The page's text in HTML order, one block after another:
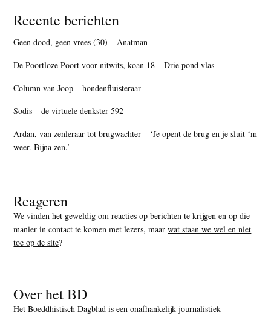
Recente berichten
Geen dood, geen vrees (30) – Anatman
De Poortloze Poort voor nitwits, koan 18 – Drie pond vlas
Column van Joop – hondenfluisteraar
Sodis – de virtuele denkster 592
Ardan, van zenleraar tot brugwachter – ‘Je opent de brug en je sluit ‘m
weer. Bijna zen.’
Reageren
We vinden het geweldig om reacties op berichten te krijgen en op die
manier in contact te komen met lezers, maarwat staan we wel en niet
toe op de site?
Over het BD
Het Boeddhistisch Dagblad is een onafhankelijk journalistiek